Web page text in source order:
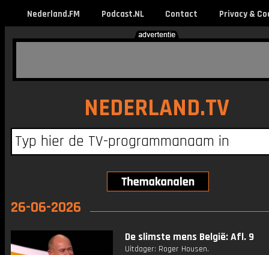
Nederland.FM Podcast.NL Contact Privacy &
NEDERLAND.TV
26-06-2026
De slimste mens België: Afl. 9
Uitdager: Roger Housen.